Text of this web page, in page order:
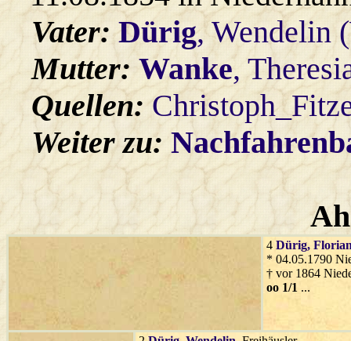
Vater:Dürig, Wendelin
Mutter: Wanke,
Quellen:
Weiter zu:
4 Dürig,
* 04.05.1790
† vor 1864
oo 1/1 ...